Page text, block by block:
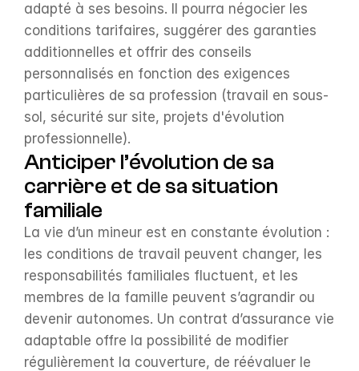
adapté à ses besoins. Il pourra négocier les
conditions tarifaires, suggérer des garanties
additionnelles et offrir des conseils
personnalisés en fonction des exigences
particulières de sa profession (travail en sous-
sol, sécurité sur site, projets d'évolution
professionnelle).
Anticiper l’évolution de sa
carrière et de sa situation
familiale
La vie d’un mineur est en constante évolution :
les conditions de travail peuvent changer, les
responsabilités familiales fluctuent, et les
membres de la famille peuvent s’agrandir ou
devenir autonomes. Un contrat d’assurance vie
adaptable offre la possibilité de modifier
régulièrement la couverture, de réévaluer le